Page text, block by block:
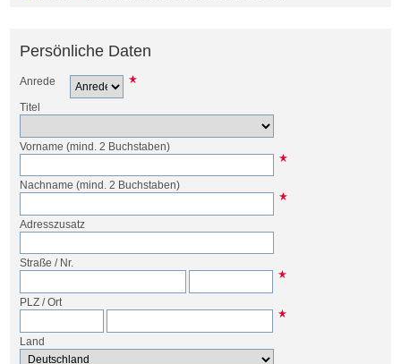
Persönliche Daten
Anrede
Titel
Vorname (mind. 2 Buchstaben)
Nachname (mind. 2 Buchstaben)
Adresszusatz
Straße / Nr.
PLZ/Ort
Land